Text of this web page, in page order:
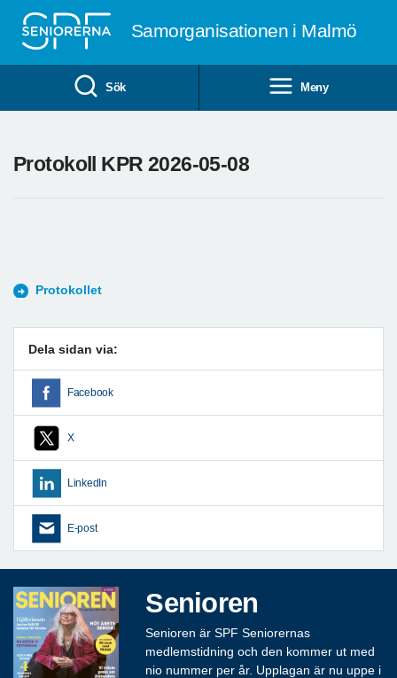
Samorganisationen i Malmö
Sök Meny
Protokoll KPR 2026-05-08
Protokollet
Dela sidan via:
Facebook
X
LinkedIn
E-post
Senioren
Senioren är SPF Seniorernas
medlemstidning och den kommer ut med
nio nummer per år. Upplagan är nu uppe i